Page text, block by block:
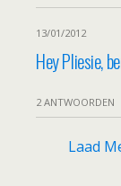
13/01/2012
Hey Pliesie,
2 ANTWOORDEN
Laad